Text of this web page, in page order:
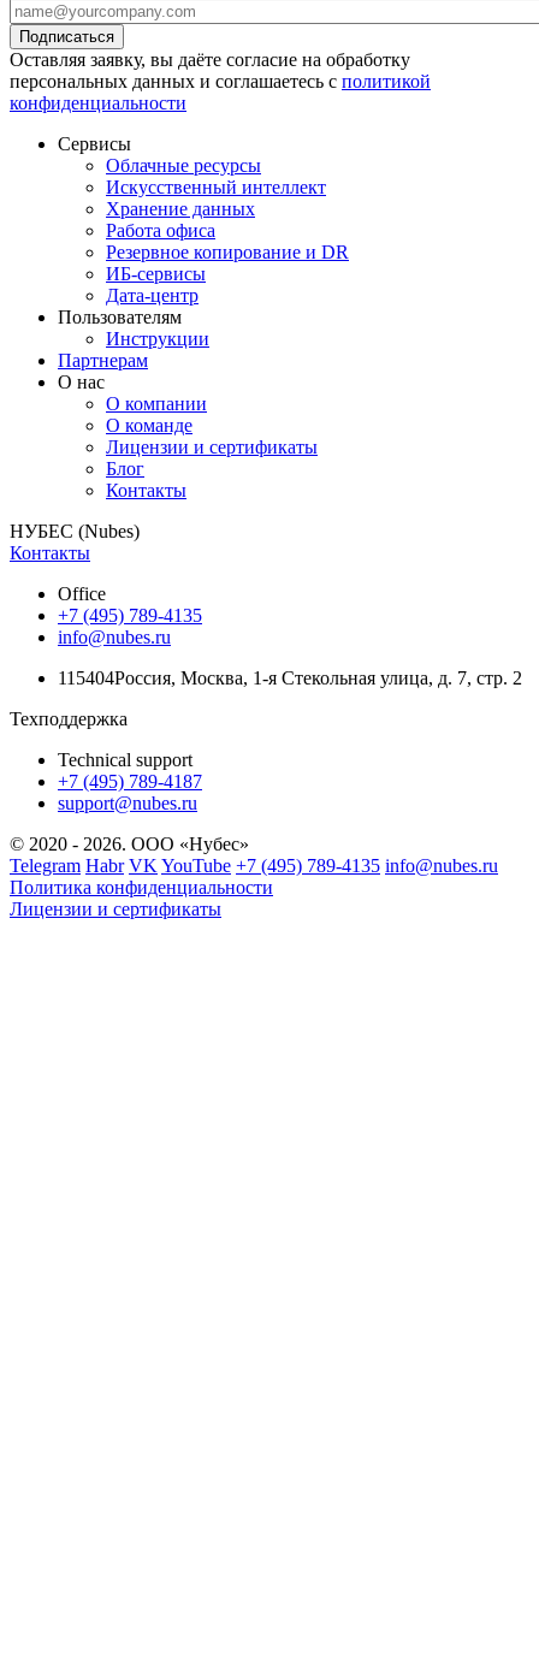
Оставляя заявку, вы даёте согласие на обработку
персональных данных и соглашаетесь с политикой
конфиденциальности
Сервисы
Облачные ресурсы
Искусственный интеллект
Хранение данных
Работа офиса
Резервное копирование и DR
ИБ-сервисы
Дата-центр
Пользователям
Инструкции
Партнерам
О нас
О компании
О команде
Лицензии и сертификаты
Блог
Контакты
НУБЕС (Nubes)
Контакты
Office
+7 (495) 789-4135
info@nubes.ru
115404Россия, Москва, 1-я Стекольная улица, д. 7, стр. 2
Техподдержка
Technical support
+7 (495) 789-4187
support@nubes.ru
© 2020 - 2026. ООО «Нубес»
Telegram Habr VK YouTube +7 (495) 789-4135 info@nubes.ru
Политика конфиденциальности
Лицензии и сертификаты